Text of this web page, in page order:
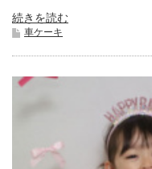
続きを読む
車ケーキ